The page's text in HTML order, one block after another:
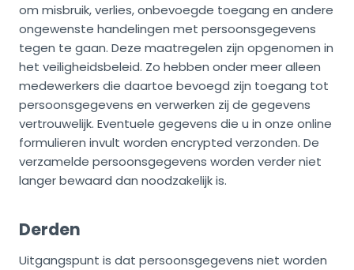
om misbruik, verlies, onbevoegde toegang en andere
ongewenste handelingen met persoonsgegevens
tegen te gaan. Deze maatregelen zijn opgenomen in
het veiligheidsbeleid. Zo hebben onder meer alleen
medewerkers die daartoe bevoegd zijn toegang tot
persoonsgegevens en verwerken zij de gegevens
vertrouwelijk. Eventuele gegevens die u in onze online
formulieren invult worden encrypted verzonden. De
verzamelde persoonsgegevens worden verder niet
langer bewaard dan noodzakelijk is.
Derden
Uitgangspunt is dat persoonsgegevens niet worden